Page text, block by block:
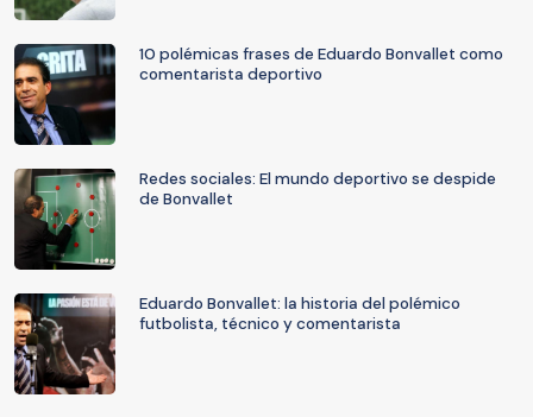
10 polémicas frases de Eduardo Bonvallet como
comentarista deportivo
Redes sociales: El mundo deportivo se despide
de Bonvallet
Eduardo Bonvallet: la historia del polémico
futbolista, técnico y comentarista